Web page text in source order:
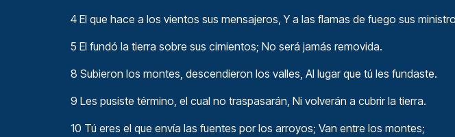
4 El que hace a los vientos sus mensajeros, Y a las flamas de fuego sus
5 El fundó la tierra sobre sus cimientos; No será jamás removida.
8 Subieron los montes, descendieron los valles, Al lugar que tú les fundaste.
9 Les pusiste término, el cual no traspasarán, Ni volverán a cubrir la tierra.
10 Tú eres el que envía las fuentes por los arroyos; Van entre los montes;